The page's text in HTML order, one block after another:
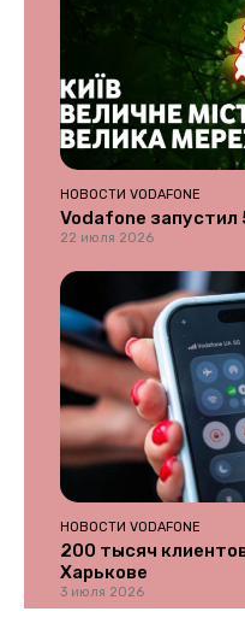
НОВОСТИ VODAFONE
Vodafone запустил
22 июля 2026
НОВОСТИ VODAFONE
200 тысяч
Харькове
3 июля 2026